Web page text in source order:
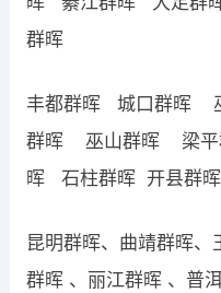
群晖
丰都群晖 城口群晖
群晖 巫山群晖 梁
晖 石柱群晖 开县群晖
昆明群晖、曲靖群晖、
群晖 、丽江群晖 、普